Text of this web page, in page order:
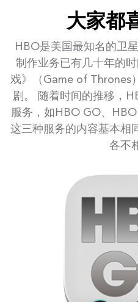
大家都
HBO是美国最知名的卫
制作业务已有几十年的
戏》（Game of Thrones
剧。 随着时间的推移，
服务，如HBO GO、
这三种服务的内容基本相
各不